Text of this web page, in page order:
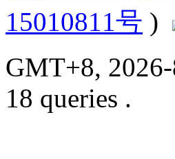
15010811号 )
GMT+8,
18 queries .